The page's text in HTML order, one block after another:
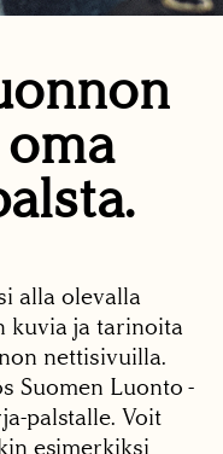
alla olevalla
kuvia ja tarinoita
nettisivuilla.
Suomen Luonto -
palstalle. Voit
esimerkiksi